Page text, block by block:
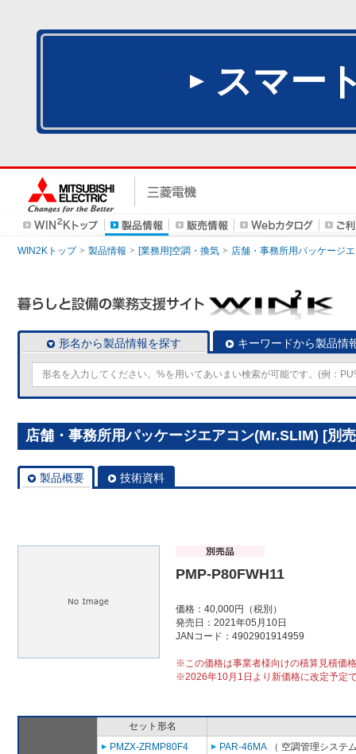
スマー
WIN2Kトップ 製品情報 [業務用]空調・換気 店舗・事務所用パッケージ
形名から製品情報を探す キーワードから製品情
店舗・事務所用パッケージエアコン(Mr.SLIM) [別
製品概要 技術資料
PMP-P80FWH11
価格：40,000円（税別）
発売日：2021年05月10日
JANコード：4902901914959
※この価格は事業者様向けの積算見積価
※2026年10月1日より新価格に改定予定
セット形名
PMZX-ZRMP80F4
PAR-46MA （ 空調管理システ